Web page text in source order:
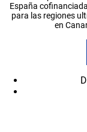
España
para las regiones
en